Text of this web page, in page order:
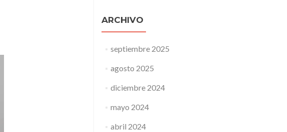
ARCHIVO
septiembre 2025
agosto 2025
diciembre 2024
mayo 2024
abril 2024